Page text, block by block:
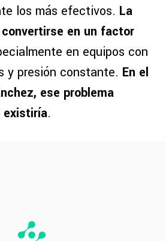
los más efectivos. La
en un factor
en equipos con
y presión constante. En el
ese problema
existiría.